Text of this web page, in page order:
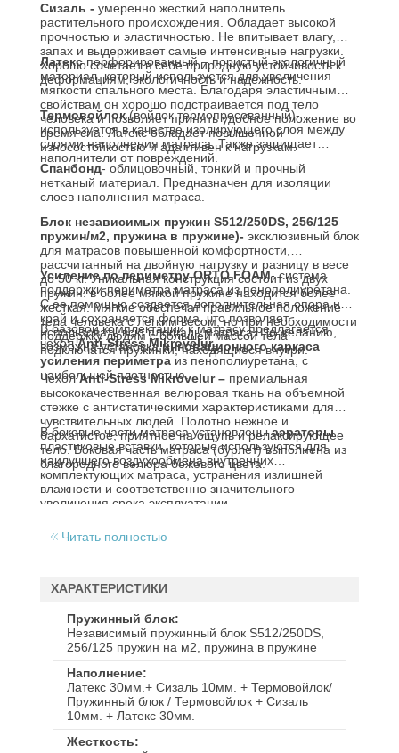
Сизаль - умеренно жесткий наполнитель
растительного происхождения. Обладает высокой
прочностью и эластичностью. Не впитывает влагу,
запах и выдерживает самые интенсивные нагрузки.
Хорошо сочетает в себе природную устойчивость к
деформациям, экологичность и надежность.
Латексперфорированный – пористый экологичный
материал, который используется для увеличения
мягкости спального места. Благодаря эластичным
свойствам он хорошо подстраивается под тело
человека и позволяет принять удобное положение во
время сна. Латекс обладает повышенной
износостойкостью и адаптивен к нагрузкам.
Термовойлок(войлок термопресованный)-
используется в качестве изолирующего слоя между
слоями наполнения матраса. Также защищает
наполнители от повреждений.
Спанбонд- облицовочный, тонкий и прочный
нетканый материал. Предназначен для изоляции
слоев наполнения матраса.
Блок независимых пружин S512/250DS, 256/125
пружин/м2, пружина в пружине)- эксклюзивный блок
для матрасов повышенной комфортности,
рассчитанный на двойную нагрузку и разницу в весе
до 50 кг. Уникальная конструкция состоит из двух
пружин: в более мягкой пружине находится более
жесткая. Мягкие обеспечат правильное положение
тела человека с легким весом, но при необходимости
поддержку людям с большей массой тела
подключатся пружинки, находящиеся внутри.
Усиление по периметру ORTO FOAM- система
поддержки периметра матраса из пенополиуретана.
С ее помощью создается дополнительная опора на
край и сохраняется форма, что позволяет
использовать всю площадь матраса. По желанию,
возможна установкаинновационного каркаса
усиления периметра
наибольшей плотностью.
В базовой комплектации к матрасу предлагается
чехолAnti-Stress Mikrovelur.
ЧехолAnti-Stress Mikrovelur – премиальная
высококачественная велюровая ткань на объемной
стежке с антистатическими характеристиками для
чувствительных людей. Полотно нежное и
бархатистое, приятное на ощупь и релаксирующее
тело. Боковая часть матраса (бурлет) выполнена из
благородного велюра бежевого цвета.
В боковые части матраса установленыаэраторы-
пластиковые вставки, которые используются для
наилучшего воздухообмена внутренних
комплектующих матраса, устранения излишней
влажности и соответственно значительного
увеличения срока эксплуатации.
Читать полностью
ХАРАКТЕРИСТИКИ
Пружинный блок
Независимый пружинный блок S512/250DS,
256/125 пружин на м2, пружина в пружине
Наполнение
Латекс 30мм.+ Сизаль 10мм. + Термовойлок/
Пружинный блок / Термовойлок + Сизаль
10мм. + Латекс 30мм.
Жесткость